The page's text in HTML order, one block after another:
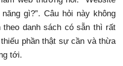
gì?”. Câu hỏi này không
danh sách có sẵn thì rất
phần thật sự cần và thừa
tới.